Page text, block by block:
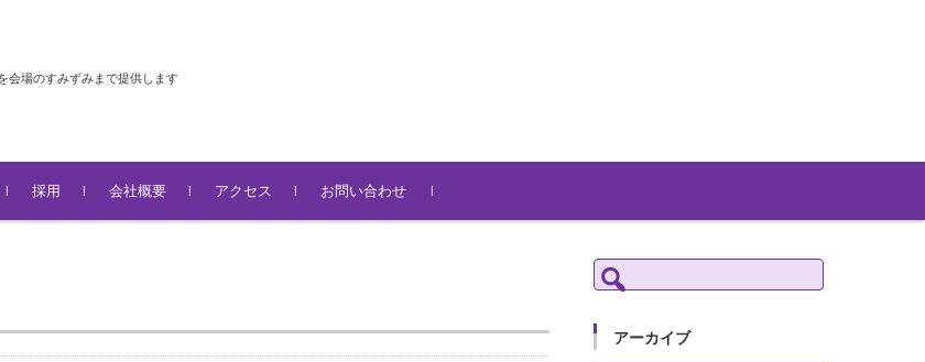
会場のすみずみまで提供します
採用 会社概要 アクセス お問い合わせ
検
索:
アーカイブ